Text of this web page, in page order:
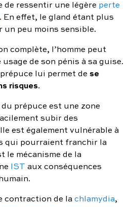
ressentir une légère perte
. En effet, le gland étant plus
un peu moins sensible.
complète, l’homme peut
de son pénis à sa guise.
lui permet de se
risques.
prépuce est une zone
subir des
est également vulnérable à
qui pourraient franchir la
le mécanisme de la
IST aux conséquences
contraction de lachlamydia,